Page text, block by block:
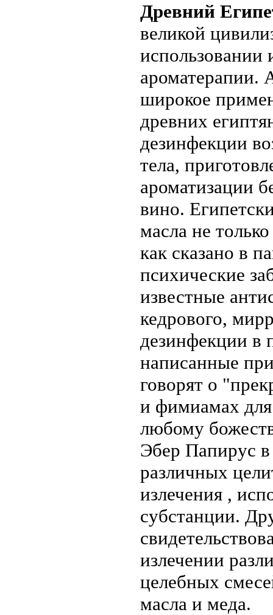
Древний
великой
использовании
ароматерапии.
широкое
древних
дезинфекции
тела,
ароматизации
вино.
масла не
как сказано в
психические
известные
кедрового,
дезинфекции в
написанные
говорят о
и фимиамах
любому
Эбер Папирус
различных
излечения ,
субстанции.
излечении
целебных
масла и меда.